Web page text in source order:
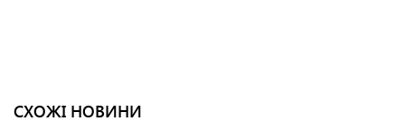
СХОЖІ НОВИНИ